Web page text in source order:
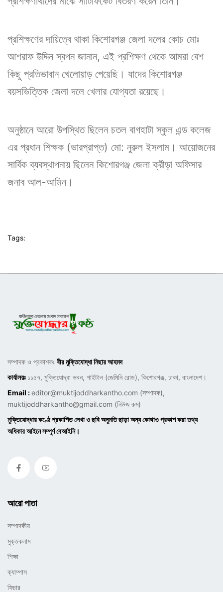
প্রশিক্ষণের দায়িত্বে থাকা কিশোরগঞ্জ জেলা দলের কোচ মোঃ
আশরাফ উদ্দিন স্বপন জানান, এই প্রশিক্ষণ থেকে আমরা বেশ
কিছু প্রতিভাবান খেলোয়াড় পেয়েছি। যাদের কিশোরগঞ্জ
বয়সভিত্তিক জেলা দলে খেলার যোগ্যতা রয়েছে।
অনুষ্ঠানে আরো উপস্থিত ছিলেন চতল বাগহাটা স্কুল এন্ড কলেজ
এর প্রধান শিক্ষক (ভারপ্রাপ্ত) মো: নুরুল ইসলাম। আয়োজনের
সার্বিক ব্যবস্থাপনায় ছিলেন কিশোরগঞ্জ জেলা ক্রীড়া অফিসার
জনাব আল-আমিন।
Tags:
সম্পাদক ও প্রকাশকঃ বীর মুক্তিযোদ্ধা নিছার আহমদ
কার্যালয়ঃ ১১৫৭, মুক্তিযোদ্ধা ভবন, গাইটাল (জেমিনি রোড), কিশোরগঞ্জ, ঢাকা, বাংলাদেশ।
Email :editor@muktijoddharkantho.com (সম্পাদক),
muktijoddharkantho@gmail.com (নিউজ রুম)
মুক্তিযোদ্ধার কণ্ঠে প্রকাশিত লেখা ও ছবি অনুমতি ছাড়া অন্য কোথাও প্রকাশ করা তথ্য
অধিকার আইনে সম্পূর্ণ বেআইনি।
আরো পাতা
সম্পাদকীয়
মুক্তকলাম
শিক্ষা
ক্যাম্পাস
ফিচার